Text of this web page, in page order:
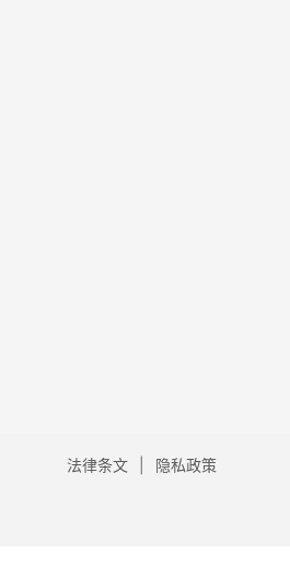
法律条文 隐私政策